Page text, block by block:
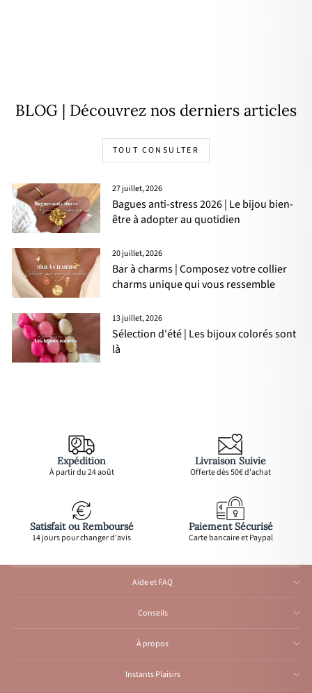
BLOG | Découvrez nos derniers articles
TOUT CONSULTER
27 juillet, 2026
Bagues anti-stress 2026 | Le bijou bien-
être à adopter au quotidien
20 juillet, 2026
Bar à charms | Composez votre collier
charms unique qui vous ressemble
13 juillet, 2026
Sélection d'été | Les bijoux colorés sont
là
Expédition
À partir du 24 août
Livraison Suivie
Offerte dès 50€ d'achat
Satisfait ou Remboursé
14 jours pour changer d'avis
Paiement Sécurisé
Carte bancaire et Paypal
Aide et FAQ
Conseils
À propos
Instants Plaisirs